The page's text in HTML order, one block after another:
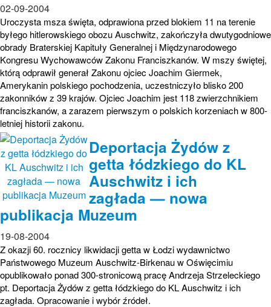
02-09-2004
Uroczysta msza święta, odprawiona przed blokiem 11 na terenie
byłego hitlerowskiego obozu Auschwitz, zakończyła dwutygodniowe
obrady Braterskiej Kapituły Generalnej i Międzynarodowego
Kongresu Wychowawców Zakonu Franciszkanów. W mszy świętej,
którą odprawił generał Zakonu ojciec Joachim Giermek,
Amerykanin polskiego pochodzenia, uczestniczyło blisko 200
zakonników z 39 krajów. Ojciec Joachim jest 118 zwierzchnikiem
franciszkanów, a zarazem pierwszym o polskich korzeniach w 800-
letniej historii zakonu.
Deportacja Żydów z
getta łódzkiego do KL
Auschwitz i ich
zagłada — nowa
publikacja Muzeum
19-08-2004
Z okazji 60. rocznicy likwidacji getta w Łodzi wydawnictwo
Państwowego Muzeum Auschwitz-Birkenau w Oświęcimiu
opublikowało ponad 300-stronicową pracę Andrzeja Strzeleckiego
pt. Deportacja Żydów z getta łódzkiego do KL Auschwitz i ich
zagłada. Opracowanie i wybór źródeł.